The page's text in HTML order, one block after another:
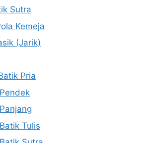
Sutra
Kemeja
(Jarik)
Pria
Tulis